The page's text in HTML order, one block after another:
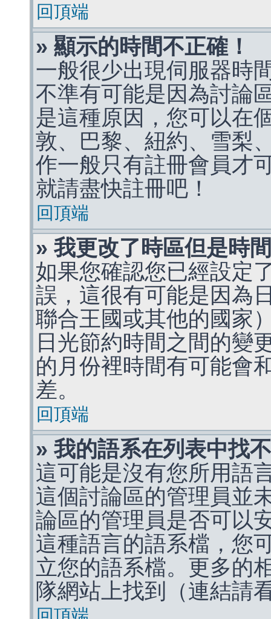
回頂端
» 顯示的時間不正確！
一般很少出現伺服器時
不準有可能是因為討論
是這種原因，您可以在
敦、巴黎、紐約、雪梨
作一般只有註冊會員才
就請盡快註冊吧！
回頂端
» 我更改了時區但是時
如果您確認您已經設定
誤，這很有可能是因為
聯合王國或其他的國家
日光節約時間之間的變
的月份裡時間有可能會
差。
回頂端
» 我的語系在列表中找
這可能是沒有您所用語
這個討論區的管理員並
論區的管理員是否可以
這種語言的語系檔，您
立您的語系檔。更多的
隊網站上找到（連結請